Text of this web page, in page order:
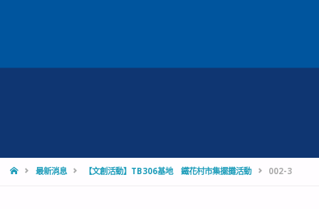
HOME最新消息 【文創活動】TB306基地 鐵花村市集擺攤活動 002-3